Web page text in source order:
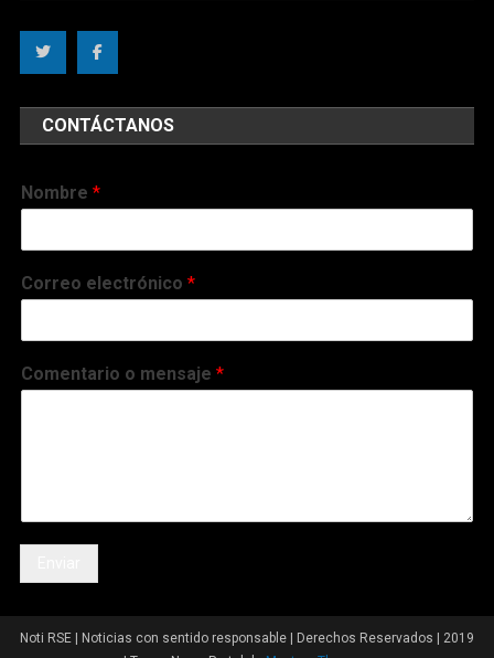
CONTÁCTANOS
Nombre*
Correo electrónico*
Comentario o mensaje*
Noti RSE | Noticias con sentido responsable | Derechos Reservados | 2019